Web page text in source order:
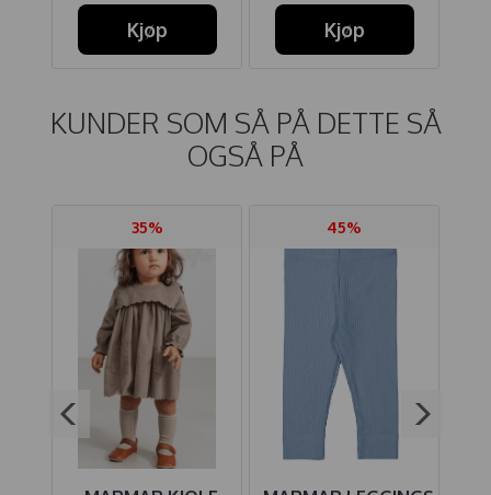
Kjøp
Kjøp
KUNDER SOM SÅ PÅ DETTE SÅ
OGSÅ PÅ
35% 45%